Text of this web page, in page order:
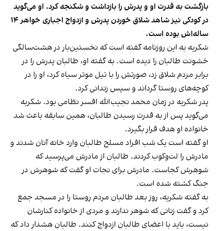
بازگشت به قدرت او و پدرش را بازداشت و شکنجه کرد. او می‌گوید
در کودکی نیز شاهد شلاق خوردن پدرش و ازدواج اجباری خواهر ۱۴
ساله‌اش بوده است.
شکریه به این روزنامه گفته است که نخستین‌بار در هشت‌سالگی
خشونت طالبان را دیده است. به گفته او، طالبان پدرش را در
برابر مردم شلاق زد، صورتش را با تیل موتر سیاه کرد، او را در
کوچه‌های روستا گرداند و سپس زندانی کرد.
پدر شکریه در زمان محمد نجیب‌الله افسر نظامی بود. شکریه
می‌گوید پس از به قدرت رسیدن طالبان، همین سابقه باعث شد
خانواده او هدف قرار بگیرد.
او گفته است یک شب افراد مسلح طالبان وارد خانه آنان شدند و
مادرش را لت‌وکوب کردند. طالبان از مادرش می‌پرسید که
شوهرش کجاست. مادرش برای نجات او گفت که شوهرش در
جنگ کشته شده است.
به گفته شکریه، روز بعد طالبان مردم روستا را در مسجد جمع
کرد و گفت زنانی که شوهر ندارند و مردی از خانواده کنارشان
نیست، باید با اعضای طالبان ازدواج کنند. طالبان هشدار داد که